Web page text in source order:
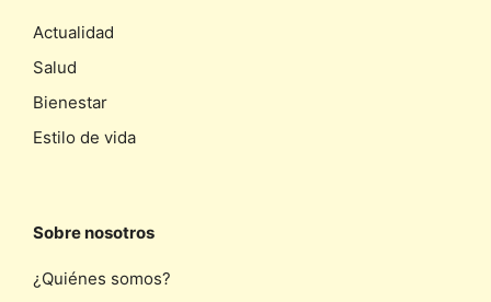
Actualidad
Salud
Bienestar
Estilo de vida
Sobre nosotros
¿Quiénes somos?